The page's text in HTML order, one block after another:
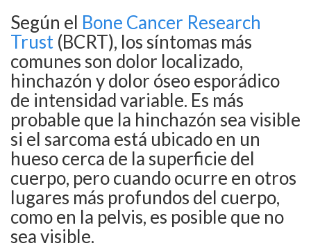
Según el Bone Cancer Research
Trust (BCRT), los síntomas más
comunes son dolor localizado,
hinchazón y dolor óseo esporádico
de intensidad variable. Es más
probable que la hinchazón sea visible
si el sarcoma está ubicado en un
hueso cerca de la superficie del
cuerpo, pero cuando ocurre en otros
lugares más profundos del cuerpo,
como en la pelvis, es posible que no
sea visible.